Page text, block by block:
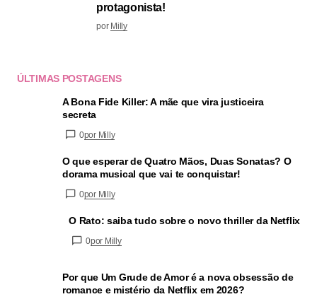
protagonista!
por Milly
ÚLTIMAS POSTAGENS
A Bona Fide Killer: A mãe que vira justiceira
secreta
0por Milly
O que esperar de Quatro Mãos, Duas Sonatas? O
dorama musical que vai te conquistar!
0por Milly
O Rato: saiba tudo sobre o novo thriller da Netflix
0por Milly
Por que Um Grude de Amor é a nova obsessão de
romance e mistério da Netflix em 2026?